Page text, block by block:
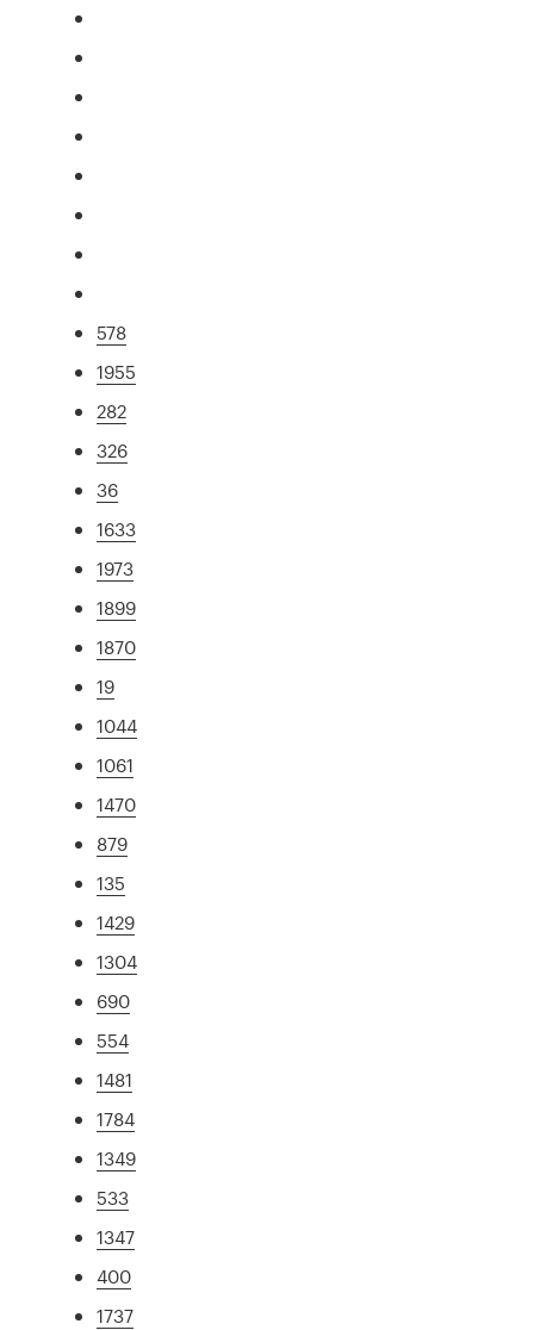
578
1955
282
326
36
1633
1973
1899
1870
19
1044
1061
1470
879
135
1429
1304
690
554
1481
1784
1349
533
1347
400
1737